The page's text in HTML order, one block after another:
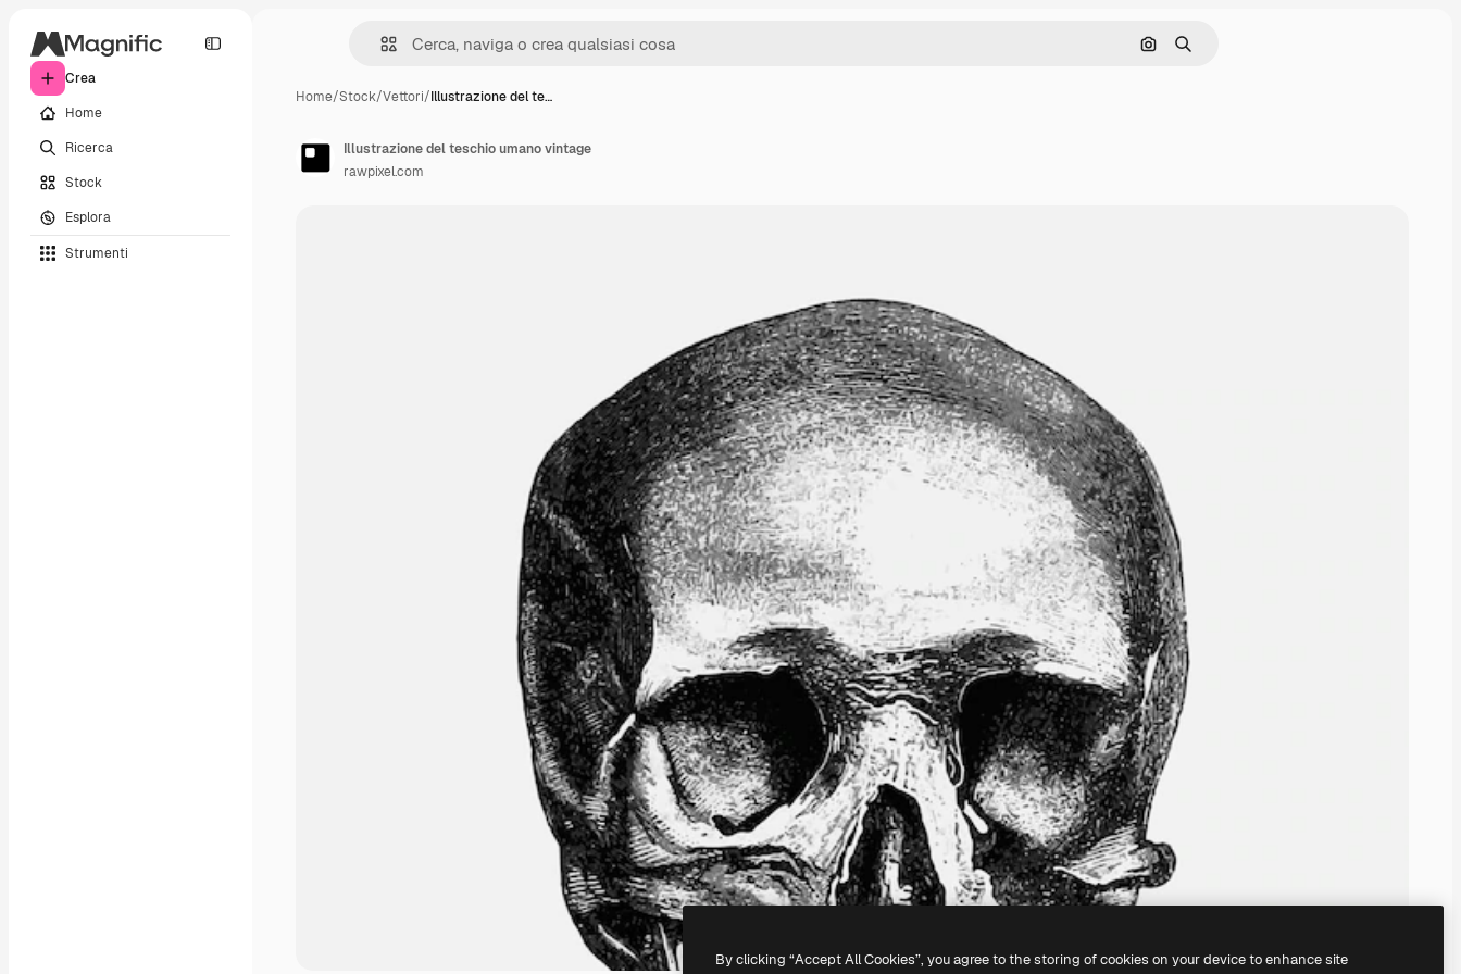
Crea
Home
Ricerca
Stock
Esplora
Strumenti
Cerca per immagine
Ricerca
Home/Stock/Vettori/Illustrazione del te…
Illustrazione del teschio umano vintage
rawpixel.com
By clicking “Accept All Cookies”, you agree to the storing of cookies on your device to enhance site